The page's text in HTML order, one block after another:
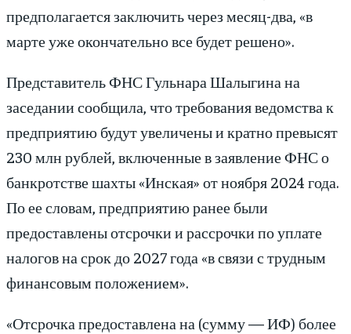
предполагается заключить через месяц-два, «в
марте уже окончательно все будет решено».
Представитель ФНС Гульнара Шалыгина на
заседании сообщила, что требования ведомства к
предприятию будут увеличены и кратно превысят
230 млн рублей, включенные в заявление ФНС о
банкротстве шахты «Инская» от ноября 2024 года.
По ее словам, предприятию ранее были
предоставлены отсрочки и рассрочки по уплате
налогов на срок до 2027 года «в связи с трудным
финансовым положением».
«Отсрочка предоставлена на (сумму — ИФ) более